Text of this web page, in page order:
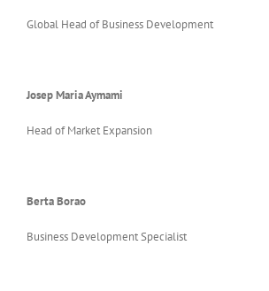
Global Head of Business Development
Josep MariaAymami
Head of Market Expansion
Berta Borao
Business Development Specialist